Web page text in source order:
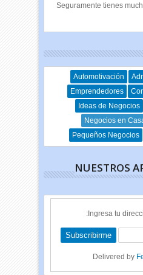
Seguramente tienes
Automotivación
Emprendedores
Ideas de Negocios
Negocios en
Pequeños Negocios
NUESTROS
Ingresa tu
Delivered by